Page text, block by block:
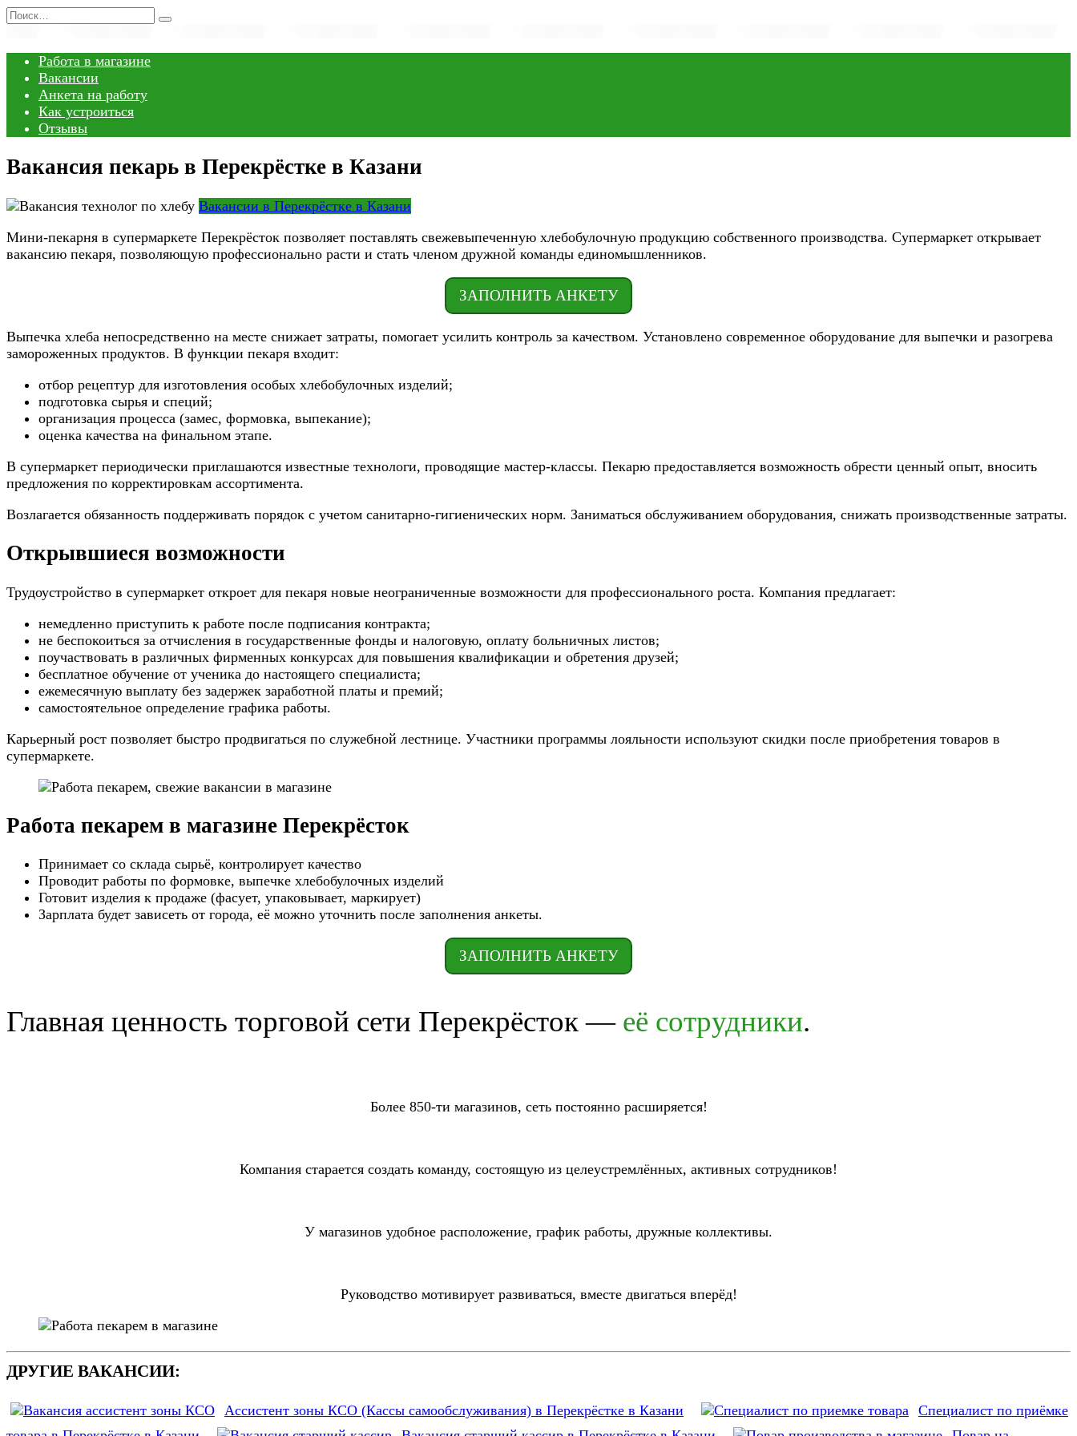
Перейти
Search
Работа в магазине
Вакансии
Анкета на работу
Как устроиться
Отзывы
Вакансия пекарь в Перекрёстке в Казани
Вакансии в Перекрёстке в Казани
Мини-пекарня в супермаркете Перекрёсток позволяет поставлять свежевыпеченную хлебобулочную продукцию собственного производства. Супермаркет открывает
вакансию пекаря, позволяющую профессионально расти и стать членом дружной команды единомышленников.
ЗАПОЛНИТЬ АНКЕТУ
Выпечка хлеба непосредственно на месте снижает затраты, помогает усилить контроль за качеством. Установлено современное оборудование для выпечки и разогрева
замороженных продуктов. В функции пекаря входит:
отбор рецептур для изготовления особых хлебобулочных изделий;
подготовка сырья и специй;
организация процесса (замес, формовка, выпекание);
оценка качества на финальном этапе.
В супермаркет периодически приглашаются известные технологи, проводящие мастер-классы. Пекарю предоставляется возможность обрести ценный опыт, вносить
предложения по корректировкам ассортимента.
Возлагается обязанность поддерживать порядок с учетом санитарно-гигиенических норм. Заниматься обслуживанием оборудования, снижать производственные затраты.
Открывшиеся возможности
Трудоустройство в супермаркет откроет для пекаря новые неограниченные возможности для профессионального роста. Компания предлагает:
немедленно приступить к работе после подписания контракта;
не беспокоиться за отчисления в государственные фонды и налоговую, оплату больничных листов;
поучаствовать в различных фирменных конкурсах для повышения квалификации и обретения друзей;
бесплатное обучение от ученика до настоящего специалиста;
ежемесячную выплату без задержек заработной платы и премий;
самостоятельное определение графика работы.
Карьерный рост позволяет быстро продвигаться по служебной лестнице. Участники программы лояльности используют скидки после приобретения товаров в
супермаркете.
Работа пекарем в магазине Перекрёсток
Принимает со склада сырьё, контролирует качество
Проводит работы по формовке, выпечке хлебобулочных изделий
Готовит изделия к продаже (фасует, упаковывает, маркирует)
Зарплата будет зависеть от города, её можно уточнить после заполнения анкеты.
ЗАПОЛНИТЬ АНКЕТУ
Главная ценность торговой сети Перекрёсток — её сотрудники.
Более 850-ти магазинов, сеть постоянно расширяется!
Компания старается создать команду, состоящую из целеустремлённых, активных сотрудников!
У магазинов удобное расположение, график работы, дружные коллективы.
Руководство мотивирует развиваться, вместе двигаться вперёд!
ДРУГИЕ ВАКАНСИИ:
Ассистент зоны КСО (Кассы самообслуживания) в Перекрёстке в Казани
Специалист по приёмке